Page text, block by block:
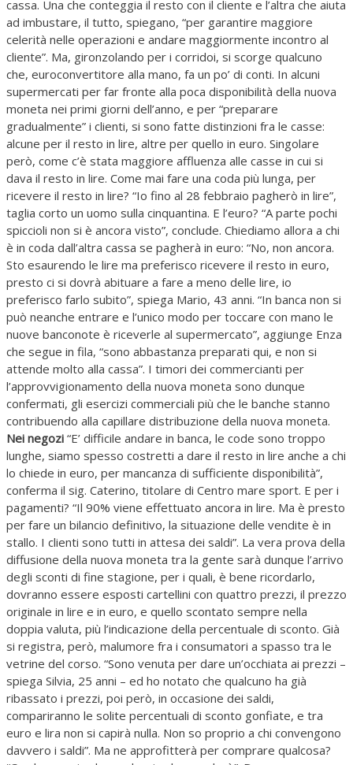
cassa. Una che conteggia il resto con il cliente e l’altra che aiuta
ad imbustare, il tutto, spiegano, “per garantire maggiore
celerità nelle operazioni e andare maggiormente incontro al
cliente”. Ma, gironzolando per i corridoi, si scorge qualcuno
che, euroconvertitore alla mano, fa un po’ di conti. In alcuni
supermercati per far fronte alla poca disponibilità della nuova
moneta nei primi giorni dell’anno, e per “preparare
gradualmente” i clienti, si sono fatte distinzioni fra le casse:
alcune per il resto in lire, altre per quello in euro. Singolare
però, come c’è stata maggiore affluenza alle casse in cui si
dava il resto in lire. Come mai fare una coda più lunga, per
ricevere il resto in lire? “Io fino al 28 febbraio pagherò in lire”,
taglia corto un uomo sulla cinquantina. E l’euro? “A parte pochi
spiccioli non si è ancora visto”, conclude. Chiediamo allora a chi
è in coda dall’altra cassa se pagherà in euro: “No, non ancora.
Sto esaurendo le lire ma preferisco ricevere il resto in euro,
presto ci si dovrà abituare a fare a meno delle lire, io
preferisco farlo subito”, spiega Mario, 43 anni. “In banca non si
può neanche entrare e l’unico modo per toccare con mano le
nuove banconote è riceverle al supermercato”, aggiunge Enza
che segue in fila, “sono abbastanza preparati qui, e non si
attende molto alla cassa”. I timori dei commercianti per
l’approvvigionamento della nuova moneta sono dunque
confermati, gli esercizi commerciali più che le banche stanno
contribuendo alla capillare distribuzione della nuova moneta.
Nei negozi “E’ difficile andare in banca, le code sono troppo
lunghe, siamo spesso costretti a dare il resto in lire anche a chi
lo chiede in euro, per mancanza di sufficiente disponibilità”,
conferma il sig. Caterino, titolare di Centro mare sport. E per i
pagamenti? “Il 90% viene effettuato ancora in lire. Ma è presto
per fare un bilancio definitivo, la situazione delle vendite è in
stallo. I clienti sono tutti in attesa dei saldi”. La vera prova della
diffusione della nuova moneta tra la gente sarà dunque l’arrivo
degli sconti di fine stagione, per i quali, è bene ricordarlo,
dovranno essere esposti cartellini con quattro prezzi, il prezzo
originale in lire e in euro, e quello scontato sempre nella
doppia valuta, più l’indicazione della percentuale di sconto. Già
si registra, però, malumore fra i consumatori a spasso tra le
vetrine del corso. “Sono venuta per dare un’occhiata ai prezzi –
spiega Silvia, 25 anni – ed ho notato che qualcuno ha già
ribassato i prezzi, poi però, in occasione dei saldi,
compariranno le solite percentuali di sconto gonfiate, e tra
euro e lira non si capirà nulla. Non so proprio a chi convengono
davvero i saldi”. Ma ne approfitterà per comprare qualcosa?